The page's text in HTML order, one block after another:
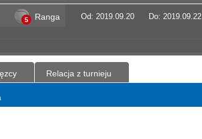
5 Ranga Od: 2019.09.20 Do: 2019.09.22
Relacja z turnieju